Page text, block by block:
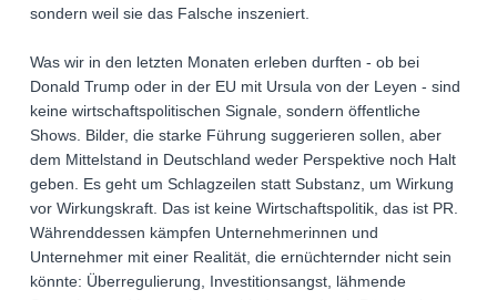
sondern weil sie das Falsche inszeniert.
Was wir in den letzten Monaten erleben durften - ob bei
Donald Trump oder in der EU mit Ursula von der Leyen - sind
keine wirtschaftspolitischen Signale, sondern öffentliche
Shows. Bilder, die starke Führung suggerieren sollen, aber
dem Mittelstand in Deutschland weder Perspektive noch Halt
geben. Es geht um Schlagzeilen statt Substanz, um Wirkung
vor Wirkungskraft. Das ist keine Wirtschaftspolitik, das ist PR.
Währenddessen kämpfen Unternehmerinnen und
Unternehmer mit einer Realität, die ernüchternder nicht sein
könnte: Überregulierung, Investitionsangst, lähmende